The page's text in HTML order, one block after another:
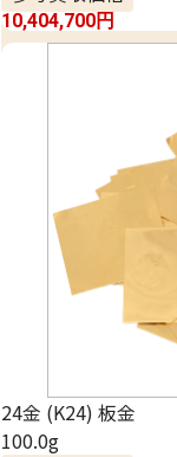
10,404,700円
24金 (K24) 板金
100.0g